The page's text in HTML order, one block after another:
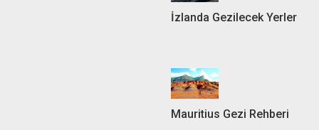
İzlanda Gezilecek Yerler
Mauritius Gezi Rehberi